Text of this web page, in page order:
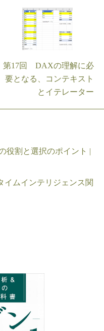
第17回 DAXの理解に必
要となる、コンテキスト
とイテレーター
役割と選択のポイント |
イムインテリジェンス関